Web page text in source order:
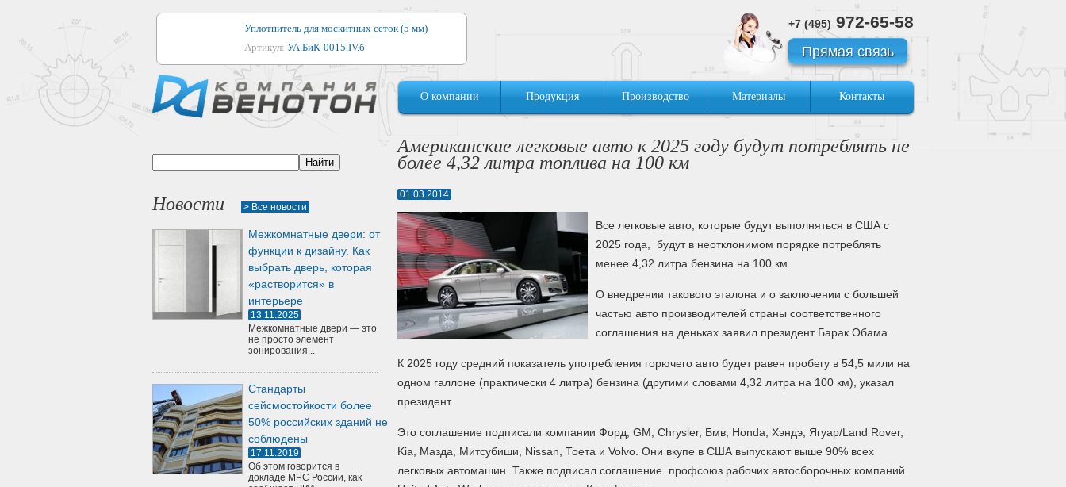
Уплотнитель для москитных сеток (5 мм)
Артикул: УА.БиК-0015.IV.б
Уплотнитель для алюминиевых окон
Артикул:1044
Уплотнитель для деревянных окон
Артикул:УМ.БиК-0062.IV.б
Артикул:УА.БиК-0037.IV.б
Уплотнитель для деревянных дверей
Артикул:УК-10.4
+7 (495) 972-65-58
Прямая связь
О компании Продукция Производство Материалы Контакты
Новости > Все новости
Межкомнатные двери: от
функции к дизайну. Как
выбрать дверь, которая
«растворится» в
интерьере
13.11.2025
Межкомнатные двери — это
не просто элемент
зонирования...
Стандарты
сейсмостойкости более
50% российских зданий не
соблюдены
17.11.2019
Об этом говорится в
докладе МЧС России, как
Американские легковые авто к 2025 году будут потреблять не
более 4,32 литра топлива на 100 км
01.03.2014
Все легковые авто, которые будут выполняться в США с
2025 года, будут в неотклонимом порядке потреблять
менее 4,32 литра бензина на 100 км.
О внедрении такового эталона и о заключении с большей
частью авто производителей страны соответственного
соглашения на деньках заявил президент Барак Обама.
К 2025 году средний показатель употребления горючего авто будет равен пробегу в 54,5 мили на
одном галлоне (практически 4 литра) бензина (другими словами 4,32 литра на 100 км), указал
президент.
Это соглашение подписали компании Форд, GM, Chrysler, Бмв, Honda, Хэндэ, Ягуар/Land Rover,
Kia, Мазда, Митсубиши, Nissan, Тоета и Volvo. Они вкупе в США выпускают выше 90% всех
легковых автомашин. Также подписал соглашение профсоюз рабочих автосборочных компаний